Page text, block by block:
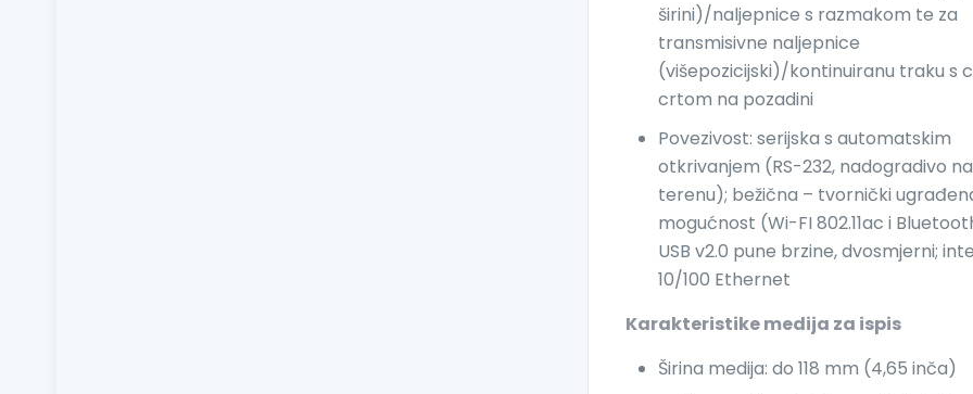
širini)/naljepnice s razmakom te za
transmisivne naljepnice
(višepozicijski)/kontinuiranu traku s
crtom na pozadini
Povezivost: serijska s automatskim
otkrivanjem (RS-232, nadogradivo na
terenu); bežična – tvornički
mogućnost (Wi-FI 802.11ac i
USB v2.0 pune brzine, dvosmjerni;
10/100 Ethernet
Karakteristike medija za ispis
Širina medija: do 118 mm (4,65 inča)